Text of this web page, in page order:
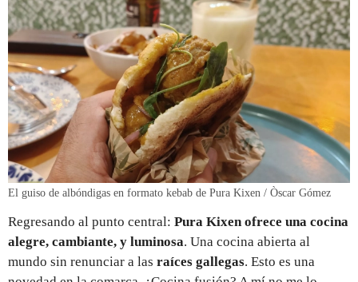
El guiso de albóndigas en formato kebab de Pura Kixen / Òscar Gómez
Regresando al punto central: Pura Kixen ofrece una cocina
alegre, cambiante, y luminosa. Una cocina abierta al
mundo sin renunciar a las raíces gallegas. Esto es una